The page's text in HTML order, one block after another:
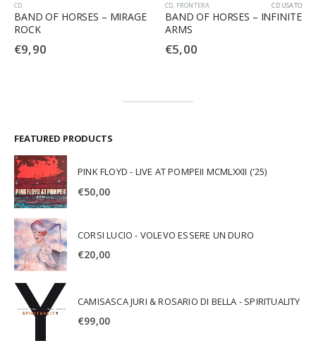
CD
BAND OF HORSES – MIRAGE
ROCK
€9,90
CD USATO
CD, FRONTERA
BAND OF HORSES – INFINITE
ARMS
€5,00
FEATURED PRODUCTS
PINK FLOYD - LIVE AT POMPEII MCMLXXII ('25)
€50,00
CORSI LUCIO - VOLEVO ESSERE UN DURO
€20,00
CAMISASCA JURI & ROSARIO DI BELLA - SPIRITUALITY
€99,00